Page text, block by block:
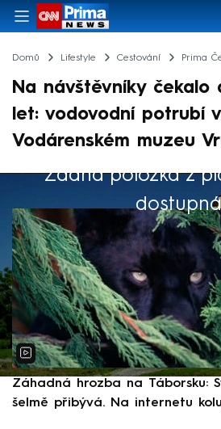
Domů Lifestyle Cestování Prima
Na návštěvníky čekalo
let: vodovodní potrubí
Vodárenském muzeu
Žádná položka z
Výběr redakce
Záhadná hrozba na Táborsku:
šelmě přibývá. Na internetu